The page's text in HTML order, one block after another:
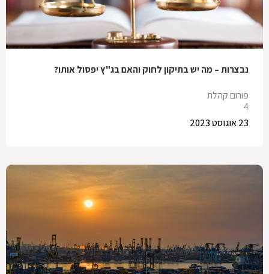
נבצרות – מה יש בתיקון לחוק והאם בג"ץ יפסול אותו?
פורום קהלת
4
23 אוגוסט 2023